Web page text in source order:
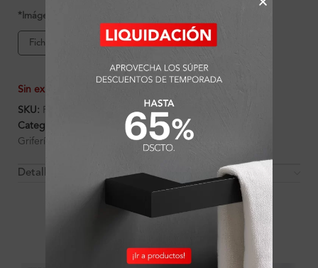
*Imágenes referenciales
Ficha de producto
Sin existencias
SKU: FA7948
Categorías:
Baño, Baño,
Griferías
Detalles y Material
OTROS PRODUCTOS QUE PUEDEN
INTERESARTE